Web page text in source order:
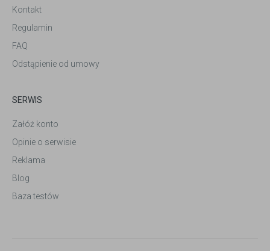
Kontakt
Regulamin
FAQ
Odstąpienie od umowy
SERWIS
Załóż konto
Opinie o serwisie
Reklama
Blog
Baza testów